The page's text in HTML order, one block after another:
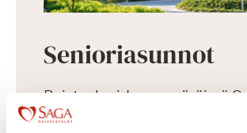
Senioriasunnot
Puistoalueiden ympäröimä
Kaskenniitty on rakennettu